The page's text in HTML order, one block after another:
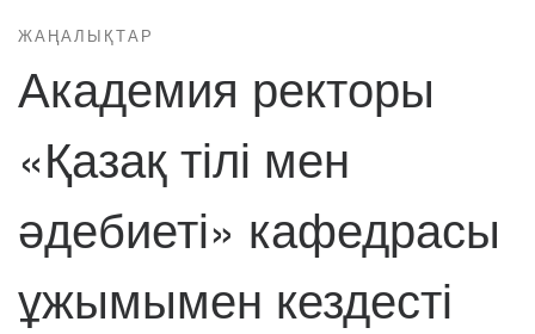
ЖАҢАЛЫҚТАР
Академия ректоры
«Қазақ тілі мен
әдебиеті» кафедрасы
ұжымымен кездесті